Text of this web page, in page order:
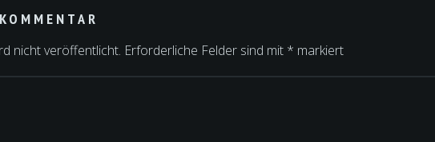
nicht veröffentlicht. Erforderliche Felder sind mit * markiert